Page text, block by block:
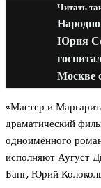
Читать
Юрия
Москве
«Мастер и
драматический
одноимённого
исполняют Аугуст
Банг, Юрий